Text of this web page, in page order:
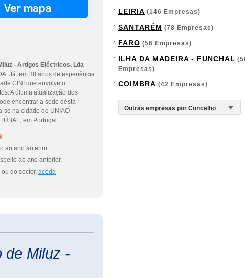
- Artigos Eléctricos, Lda
Já tem 38 anos de experiência
CINI que envolve o
A última atualização dos
encontrar a sede desta
se na cidade de UNIAO
em Portugal.
ao ano anterior.
ao ano anterior.
do sector, aceda
de Miluz -
LEIRIA (146 Empresas)
SANTARÉM (78 Empresas)
FARO (56 Empresas)
ILHA DA MADEIRA - FUNCHAL
Empresas)
COIMBRA (42 Empresas)